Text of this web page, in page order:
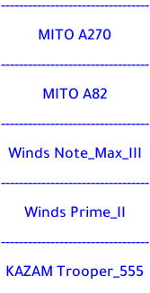
---------------------------------
MITO A270
---------------------------------
MITO A82
---------------------------------
Winds Note_Max_III
---------------------------------
Winds Prime_II
---------------------------------
KAZAM Trooper_555